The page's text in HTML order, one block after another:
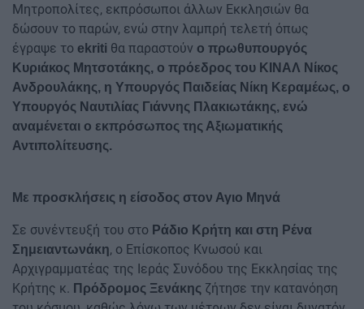
Μητροπολίτες, εκπρόσωποι άλλων Εκκλησιών θα
δώσουν το παρών, ενώ στην λαμπρή τελετή όπως
έγραψε το ekriti θα παραστούν ο πρωθυπουργός
Κυριάκος Μητσοτάκης, ο πρόεδρος του ΚΙΝΑΛ Νίκος
Ανδρουλάκης, η Υπουργός Παιδείας Νίκη Κεραμέως, ο
Υπουργός Ναυτιλίας Γιάννης Πλακιωτάκης, ενώ
αναμένεται ο εκπρόσωπος της Αξιωματικής
Αντιπολίτευσης.
Με προσκλήσεις η είσοδος στον Αγιο Μηνά
Σε συνέντευξή του στο Ράδιο Κρήτη και στη Ρένα
Σημειαντωνάκη, ο Επίσκοπος Κνωσού και
Αρχιγραμματέας της Ιεράς Συνόδου της Εκκλησίας της
Κρήτης κ. Πρόδρομος Ξενάκης ζήτησε την κατανόηση